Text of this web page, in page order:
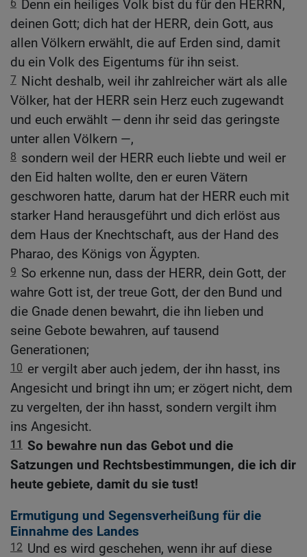
6 Denn ein heiliges Volk bist du für den HERRN,
deinen Gott; dich hat der HERR, dein Gott, aus
allen Völkern erwählt, die auf Erden sind, damit
du ein Volk des Eigentums für ihn seist.
7 Nicht deshalb, weil ihr zahlreicher wärt als alle
Völker, hat der HERR sein Herz euch zugewandt
und euch erwählt — denn ihr seid das geringste
unter allen Völkern —,
8 sondern weil der HERR euch liebte und weil er
den Eid halten wollte, den er euren Vätern
geschworen hatte, darum hat der HERR euch mit
starker Hand herausgeführt und dich erlöst aus
dem Haus der Knechtschaft, aus der Hand des
Pharao, des Königs von Ägypten.
9 So erkenne nun, dass der HERR, dein Gott, der
wahre Gott ist, der treue Gott, der den Bund und
die Gnade denen bewahrt, die ihn lieben und
seine Gebote bewahren, auf tausend
Generationen;
10 er vergilt aber auch jedem, der ihn hasst, ins
Angesicht und bringt ihn um; er zögert nicht, dem
zu vergelten, der ihn hasst, sondern vergilt ihm
ins Angesicht.
11 So bewahre nun das Gebot und die
Satzungen und Rechtsbestimmungen, die ich dir
heute gebiete, damit du sie tust!
Ermutigung und Segensverheißung für die
Einnahme des Landes
12 Und es wird geschehen, wenn ihr auf diese